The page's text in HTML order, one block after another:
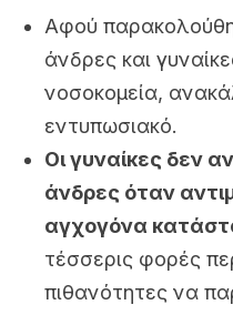
Αφού
άνδρες και
νοσοκομεία,
εντυπωσιακό.
Οι γυναίκες δεν
άνδρες όταν
αγχογόνα
τέσσερις φορές
πιθανότητες να